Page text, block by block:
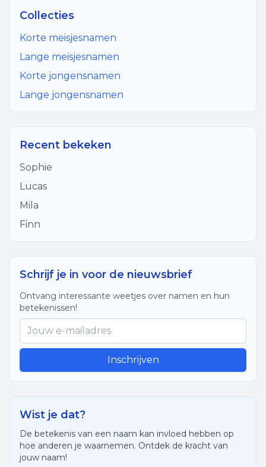
Collecties
Korte meisjesnamen
Lange meisjesnamen
Korte jongensnamen
Lange jongensnamen
Recent bekeken
Sophie
Lucas
Mila
Finn
Schrijf je in voor de nieuwsbrief
Ontvang interessante weetjes over namen en hun
betekenissen!
Inschrijven
Wist je dat?
De betekenis van een naam kan invloed hebben op
hoe anderen je waarnemen. Ontdek de kracht van
jouw naam!